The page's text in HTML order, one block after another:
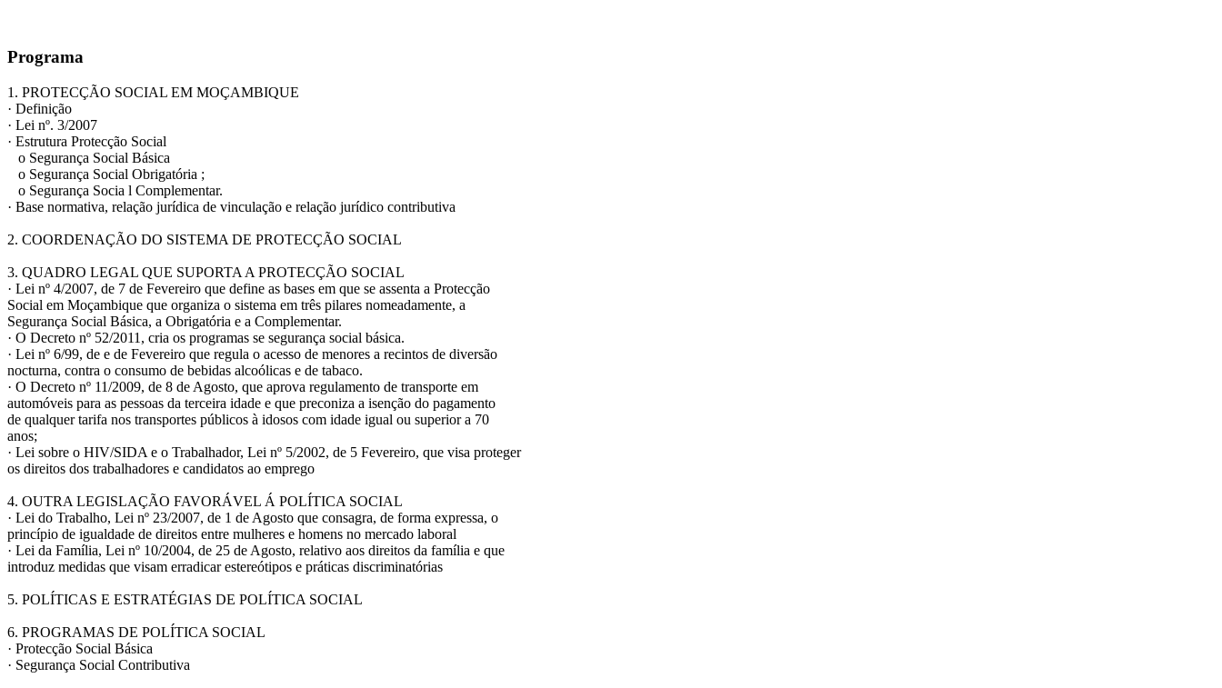
Programa
1. PROTECÇÃO SOCIAL EM MOÇAMBIQUE
· Definição
· Lei nº. 3/2007
· Estrutura Protecção Social
o Segurança Social Básica
o Segurança Social Obrigatória ;
o Segurança Socia l Complementar.
· Base normativa, relação jurídica de vinculação e relação jurídico contributiva
2. COORDENAÇÃO DO SISTEMA DE PROTECÇÃO SOCIAL
3. QUADRO LEGAL QUE SUPORTA A PROTECÇÃO SOCIAL
· Lei nº 4/2007, de 7 de Fevereiro que define as bases em que se assenta a Protecção
Social em Moçambique que organiza o sistema em três pilares nomeadamente, a
Segurança Social Básica, a Obrigatória e a Complementar.
· O Decreto nº 52/2011, cria os programas se segurança social básica.
· Lei nº 6/99, de e de Fevereiro que regula o acesso de menores a recintos de diversão
nocturna, contra o consumo de bebidas alcoólicas e de tabaco.
· O Decreto nº 11/2009, de 8 de Agosto, que aprova regulamento de transporte em
automóveis para as pessoas da terceira idade e que preconiza a isenção do pagamento
de qualquer tarifa nos transportes públicos à idosos com idade igual ou superior a 70
anos;
· Lei sobre o HIV/SIDA e o Trabalhador, Lei nº 5/2002, de 5 Fevereiro, que visa proteger
os direitos dos trabalhadores e candidatos ao emprego
4. OUTRA LEGISLAÇÃO FAVORÁVEL Á POLÍTICA SOCIAL
· Lei do Trabalho, Lei nº 23/2007, de 1 de Agosto que consagra, de forma expressa, o
princípio de igualdade de direitos entre mulheres e homens no mercado laboral
· Lei da Família, Lei nº 10/2004, de 25 de Agosto, relativo aos direitos da família e que
introduz medidas que visam erradicar estereótipos e práticas discriminatórias
5. POLÍTICAS E ESTRATÉGIAS DE POLÍTICA SOCIAL
6. PROGRAMAS DE POLÍTICA SOCIAL
· Protecção Social Básica
· Segurança Social Contributiva